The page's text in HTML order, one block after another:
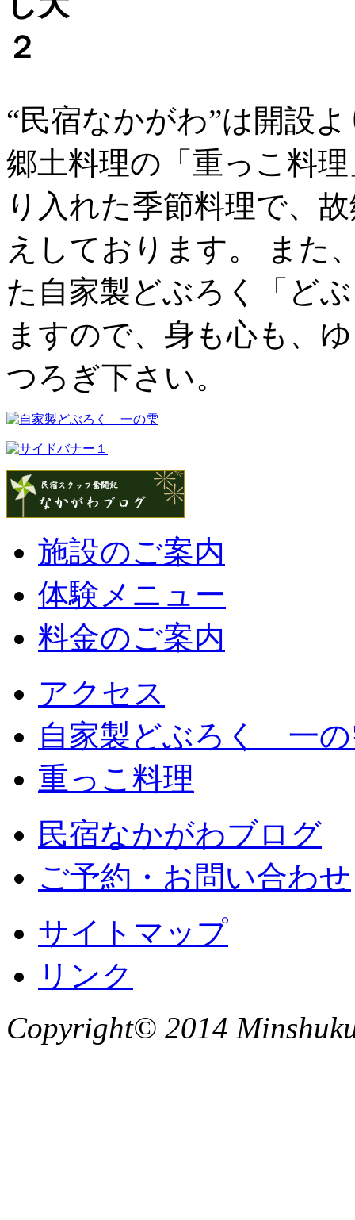
“民宿なかがわ”は開設
郷土料理の「重っこ料
り入れた季節料理で、
えしております。 また
た自家製どぶろく「ど
ますので、身も心も、
つろぎ下さい。
施設のご案内
体験メニュー
料金のご案内
アクセス
自家製どぶろく 一
重っこ料理
民宿なかがわブログ
ご予約・お問い合わせ
サイトマップ
リンク
Copyright© 2014